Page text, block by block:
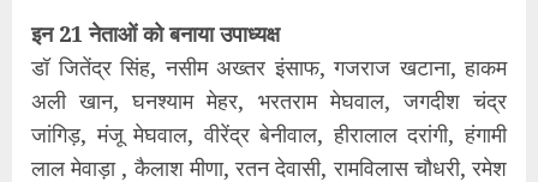
इन 21 नेताओं को बनाया उपाध्यक्ष
डॉ जितेंद्र सिंह, नसीम अख्तर इंसाफ, गजराज खटाना, हाकम
अली खान, घनश्याम मेहर, भरतराम मेघवाल, जगदीश चंद्र
जांगिड़, मंजू मेघवाल, वीरेंद्र बेनीवाल, हीरालाल दरांगी, हंगामी
लाल मेवाड़ा , कैलाश मीणा, रतन देवासी, रामविलास चौधरी, रमेश